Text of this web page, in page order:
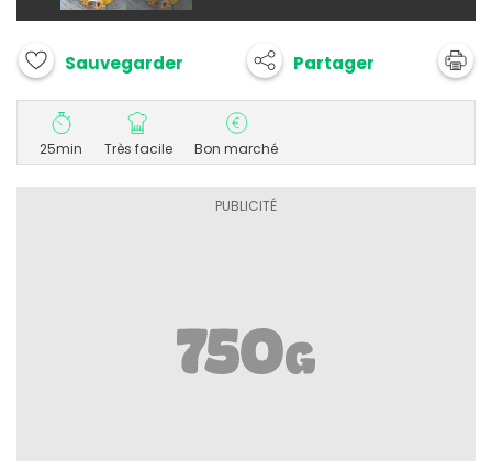
Sauvegarder Partager
25min Très facile Bon marché